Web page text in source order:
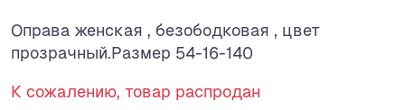
Оправа женская , безободковая , цвет
прозрачный.Размер 54-16-140
К сожалению, товар распродан